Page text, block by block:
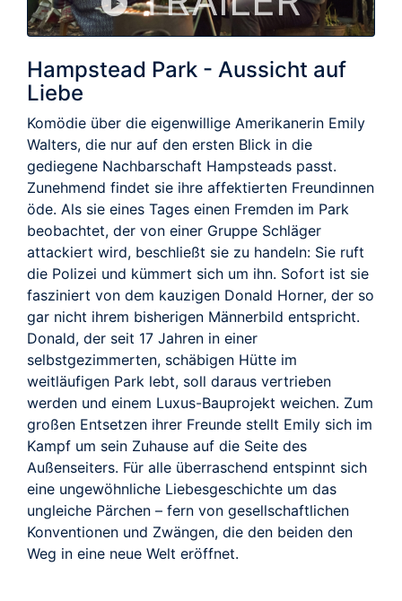
Hampstead Park - Aussicht auf
Liebe
Komödie über die eigenwillige Amerikanerin Emily
Walters, die nur auf den ersten Blick in die
gediegene Nachbarschaft Hampsteads passt.
Zunehmend findet sie ihre affektierten Freundinnen
öde. Als sie eines Tages einen Fremden im Park
beobachtet, der von einer Gruppe Schläger
attackiert wird, beschließt sie zu handeln: Sie ruft
die Polizei und kümmert sich um ihn. Sofort ist sie
fasziniert von dem kauzigen Donald Horner, der so
gar nicht ihrem bisherigen Männerbild entspricht.
Donald, der seit 17 Jahren in einer
selbstgezimmerten, schäbigen Hütte im
weitläufigen Park lebt, soll daraus vertrieben
werden und einem Luxus-Bauprojekt weichen. Zum
großen Entsetzen ihrer Freunde stellt Emily sich im
Kampf um sein Zuhause auf die Seite des
Außenseiters. Für alle überraschend entspinnt sich
eine ungewöhnliche Liebesgeschichte um das
ungleiche Pärchen – fern von gesellschaftlichen
Konventionen und Zwängen, die den beiden den
Weg in eine neue Welt eröffnet.